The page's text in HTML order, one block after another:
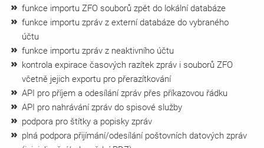
funkce importu ZFO souborů zpět do lokální databáze
funkce importu zpráv z externí databáze do vybraného
účtu
funkce importu zpráv z neaktivního účtu
kontrola expirace časových razítek zpráv i souborů ZFO
včetně jejich exportu pro přerazítkování
API pro příjem a odesílání zpráv přes příkazovou řádku
API pro nahrávání zpráv do spisové služby
podpora pro štítky a popisky zpráv
plná podpora přijímání/odesílání poštovních datových zpráv